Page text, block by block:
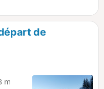
de
m